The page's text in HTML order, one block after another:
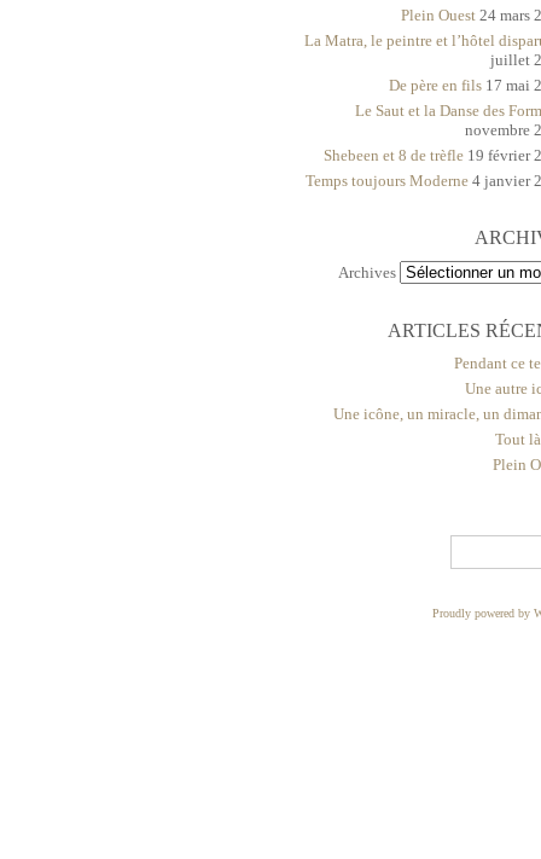
Plein Ouest 24 mars
La Matra, le peintre et l’hôtel
juillet
De père en fils 17 mai
Le Saut et la Danse des
novembre
Shebeen et 8 de trèfle 19 février
Temps toujours Moderne 4 janvier
Archives
ARTICLES
Pendant ce
Une autre
Une icône, un miracle, un
Tout
Plein
Proudly powered by